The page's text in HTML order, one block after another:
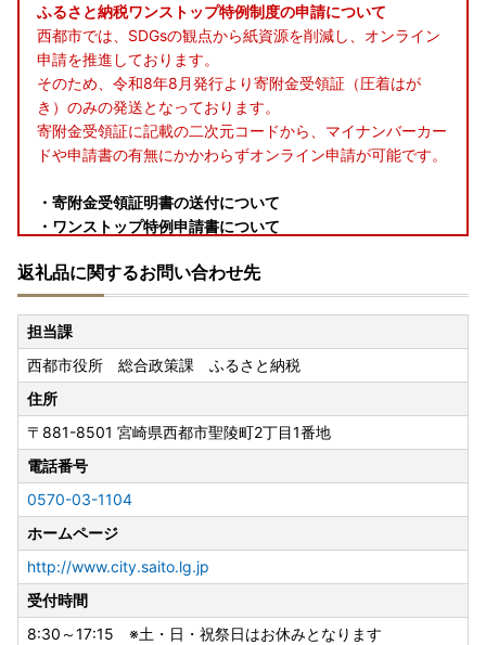
ふるさと納税ワンストップ特例制度の申請について
西都市では、SDGsの観点から紙資源を削減し、オンライン
申請を推進しております。
そのため、令和8年8月発行より寄附金受領証（圧着はが
き）のみの発送となっております。
寄附金受領証に記載の二次元コードから、マイナンバーカー
ドや申請書の有無にかかわらずオンライン申請が可能です。
・寄附金受領証明書の送付について
・ワンストップ特例申請書について
・返礼品の発送について
・返礼品に問題があった場合について
●【寄附金受領証明書の送付について】
ご入金確認後、寄付申込みフォームの「申込者情報」のご住
所へ通常２週間程度で発送いたします。
※確定申告に必要な書類となりますので大切に保管してくだ
さい。
※お礼の品と寄附金受領証明書等の書類は別々の送付となり
ます。
※お申し込みが集中する年末年始につきましてはお時間をい
ただくことがあります。
●【ワンストップ特例申請書について】
令和8年8月発行より寄附金受領証（圧着はがき）のみの発
返礼品に関するお問い合わせ先
担当課
西都市役所 総合政策課 ふるさと納税
住所
〒881-8501 宮崎県西都市聖陵町2丁目1番地
電話番号
0570-03-1104
ホームページ
http://www.city.saito.lg.jp
受付時間
8:30～17:15 ※土・日・祝祭日はお休みとなります